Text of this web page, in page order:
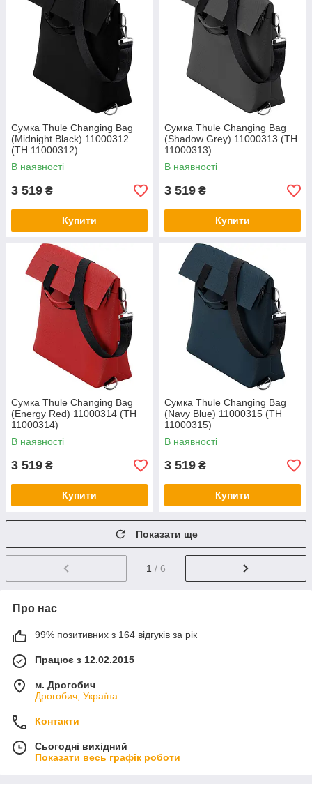
Сумка Thule Changing Bag
(Midnight Black) 11000312
(TH 11000312)
В наявності
3 519 ₴
Купити
Сумка Thule Changing Bag
(Shadow Grey) 11000313 (TH
11000313)
В наявності
3 519 ₴
Купити
Сумка Thule Changing Bag
(Energy Red) 11000314 (TH
11000314)
В наявності
3 519 ₴
Купити
Сумка Thule Changing Bag
(Navy Blue) 11000315 (TH
11000315)
В наявності
3 519 ₴
Купити
Показати ще
1 / 6
Про нас
99% позитивних з 164 відгуків за рік
Працює з 12.02.2015
м. Дрогобич
Дрогобич, Україна
Контакти
Сьогодні вихідний
Показати весь графік роботи